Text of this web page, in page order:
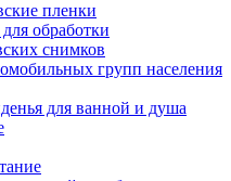
пленки
обработки
снимков
групп населения
для ванной и душа